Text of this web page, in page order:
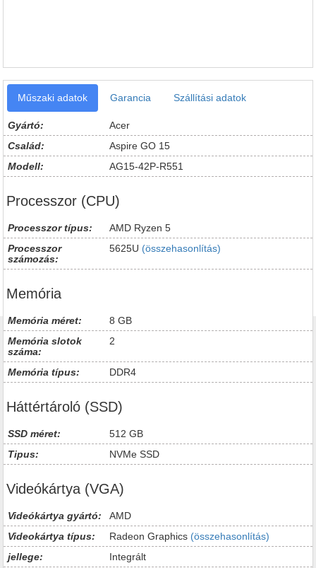
Műszaki adatok Garancia Szállítási adatok
Gyártó:
Acer
Család:
Aspire GO 15
Modell:
AG15-42P-R551
Processzor (CPU)
Processzor típus:
AMD Ryzen 5
Processzor
számozás:
5625U (összehasonlítás)
Memória
Memória méret:
8 GB
Memória slotok
száma:
2
Memória típus: DDR4
Háttértároló (SSD)
SSD méret:
512 GB
Tipus:
NVMe SSD
Videókártya (VGA)
Videókártya gyártó:
AMD
Videokártya típus:
Radeon Graphics (összehasonlítás)
jellege:
Integrált